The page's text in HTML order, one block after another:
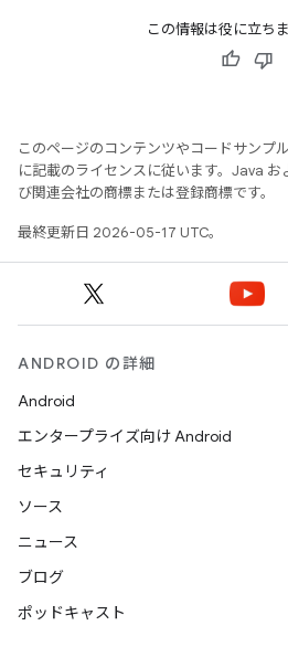
この情報は役に立ち
このページのコンテンツやコードサンプル
に記載のライセンスに従います。Java
び関連会社の商標または登録商標です。
最終更新日 2026-05-17 UTC。
ANDROID の詳細
Android
エンタープライズ向け Android
セキュリティ
ソース
ニュース
ブログ
ポッドキャスト